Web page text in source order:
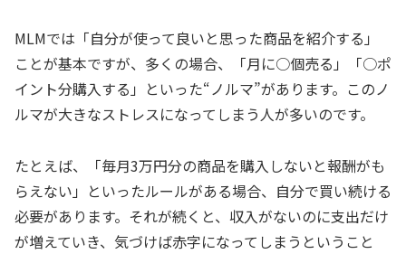
MLMでは「自分が使って良いと思った商品を紹介する」
ことが基本ですが、多くの場合、「月に○個売る」「○ポ
イント分購入する」といった“ノルマ”があります。このノ
ルマが大きなストレスになってしまう人が多いのです。
たとえば、「毎月3万円分の商品を購入しないと報酬がも
らえない」といったルールがある場合、自分で買い続ける
必要があります。それが続くと、収入がないのに支出だけ
が増えていき、気づけば赤字になってしまうということ